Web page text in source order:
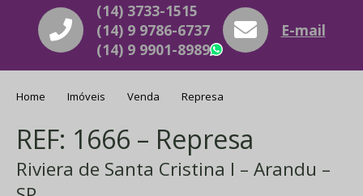
(14) 3733-1515
(14) 9 9786-6737
(14) 9 9901-8989
WhatsApp
E-mail
Home Imóveis Venda Represa
REF: 1666 – Represa
Riviera de Santa Cristina I – Arandu –